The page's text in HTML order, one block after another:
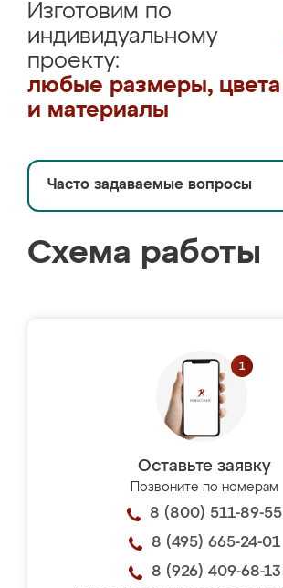
Изготовим по
индивидуальному
проекту:
любые размеры, цвета
и материалы
Часто задаваемые вопросы
Схема работы
Оставьте заявку
Позвоните по номерам
8 (800) 511-89-55
8 (495) 665-24-01
8 (926) 409-68-13